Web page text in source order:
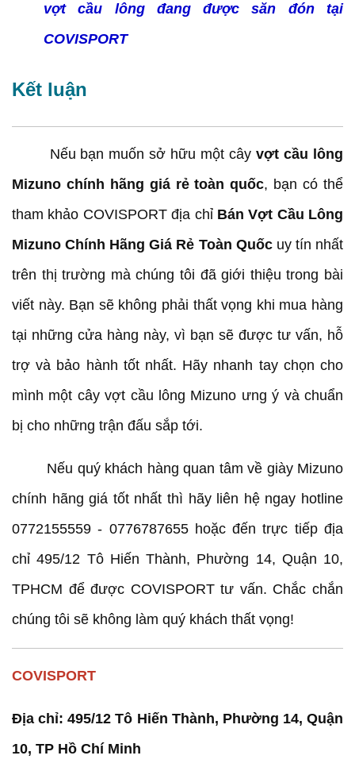
vợt cầu lông đang được săn đón tại
COVISPORT
Kết luận
Nếu bạn muốn sở hữu một câyvợt cầu lông
Mizuno chính hãng giá rẻ toàn quốc, bạn có thể
tham khảo COVISPORT địa chỉ Bán Vợt Cầu Lông
Mizuno Chính Hãng Giá Rẻ Toàn Quốcuy tín nhất
trên thị trường mà chúng tôi đã giới thiệu trong bài
viết này. Bạn sẽ không phải thất vọng khi mua hàng
tại những cửa hàng này, vì bạn sẽ được tư vấn, hỗ
trợ và bảo hành tốt nhất. Hãy nhanh tay chọn cho
mình một cây vợt cầu lông Mizuno ưng ý và chuẩn
bị cho những trận đấu sắp tới.
Nếu quý khách hàng quan tâm về giày Mizuno
chính hãng giá tốt nhất thì hãy liên hệ ngay hotline
0772155559 - 0776787655 hoặc đến trực tiếp địa
chỉ 495/12 Tô Hiến Thành, Phường 14, Quận 10,
TPHCM để được COVISPORT tư vấn. Chắc chắn
chúng tôi sẽ không làm quý khách thất vọng!
COVISPORT
Địa chỉ: 495/12 Tô Hiến Thành, Phường 14, Quận
10, TP Hồ Chí Minh